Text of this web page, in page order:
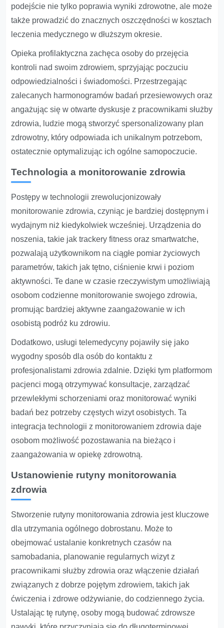
podejście nie tylko poprawia wyniki zdrowotne, ale może
także prowadzić do znacznych oszczędności w kosztach
leczenia medycznego w dłuższym okresie.
Opieka profilaktyczna zachęca osoby do przejęcia
kontroli nad swoim zdrowiem, sprzyjając poczuciu
odpowiedzialności i świadomości. Przestrzegając
zalecanych harmonogramów badań przesiewowych oraz
angażując się w otwarte dyskusje z pracownikami służby
zdrowia, ludzie mogą stworzyć spersonalizowany plan
zdrowotny, który odpowiada ich unikalnym potrzebom,
ostatecznie optymalizując ich ogólne samopoczucie.
Technologia a monitorowanie zdrowia
Postępy w technologii zrewolucjonizowały
monitorowanie zdrowia, czyniąc je bardziej dostępnym i
wydajnym niż kiedykolwiek wcześniej. Urządzenia do
noszenia, takie jak trackery fitness oraz smartwatche,
pozwalają użytkownikom na ciągłe pomiar życiowych
parametrów, takich jak tętno, ciśnienie krwi i poziom
aktywności. Te dane w czasie rzeczywistym umożliwiają
osobom codzienne monitorowanie swojego zdrowia,
promując bardziej aktywne zaangażowanie w ich
osobistą podróż ku zdrowiu.
Dodatkowo, usługi telemedycyny pojawiły się jako
wygodny sposób dla osób do kontaktu z
profesjonalistami zdrowia zdalnie. Dzięki tym platformom
pacjenci mogą otrzymywać konsultacje, zarządzać
przewlekłymi schorzeniami oraz monitorować wyniki
badań bez potrzeby częstych wizyt osobistych. Ta
integracja technologii z monitorowaniem zdrowia daje
osobom możliwość pozostawania na bieżąco i
zaangażowania w opiekę zdrowotną.
Ustanowienie rutyny monitorowania
zdrowia
Stworzenie rutyny monitorowania zdrowia jest kluczowe
dla utrzymania ogólnego dobrostanu. Może to
obejmować ustalanie konkretnych czasów na
samobadania, planowanie regularnych wizyt z
pracownikami służby zdrowia oraz włączenie działań
związanych z dobrze pojętym zdrowiem, takich jak
ćwiczenia i zdrowe odżywianie, do codziennego życia.
Ustalając tę rutynę, osoby mogą budować zdrowsze